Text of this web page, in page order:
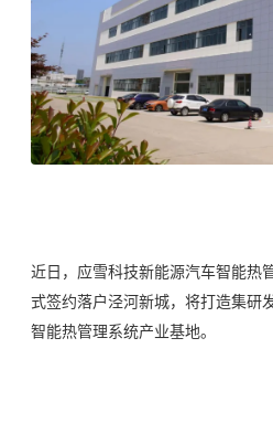
近日，应雪科技新能源汽车智能热
式签约落户泾河新城，将打造集研
智能热管理系统产业基地。